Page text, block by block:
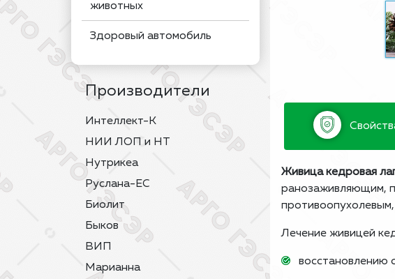
животных
Здоровый автомобиль
Производители
Интеллект-К
НИИ ЛОП и НТ
Нутрикеа
Руслана-ЕС
Биолит
Быков
ВИП
Марианна
Живица кедровая
ранозаживляющим,
Лечение живицей
восстановлению